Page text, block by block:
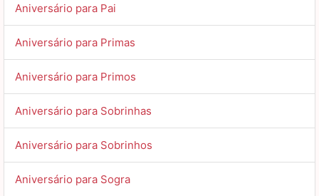
Aniversário para Pai
Aniversário para Primas
Aniversário para Primos
Aniversário para Sobrinhas
Aniversário para Sobrinhos
Aniversário para Sogra